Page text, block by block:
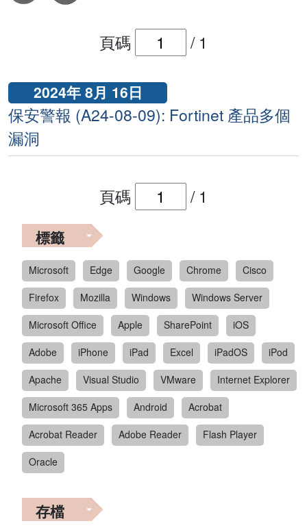
頁碼 / 1
2024年 8月 16日
保安警報 (A24-08-09): Fortinet 產品多個
漏洞
頁碼 / 1
標籤
Microsoft Edge Google Chrome
Cisco
Firefox
Mozilla Windows
Windows Server
Microsoft Office
Apple SharePoint
iOS
Adobe
iPhone iPad Excel iPadOS
iPod
Apache
Visual Studio VMware
Internet Explorer
Microsoft 365 Apps
Android
Acrobat
Acrobat Reader
Adobe Reader
Flash Player
Oracle
存檔